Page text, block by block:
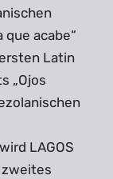
que acabe“
Latin
„Ojos
LAGOS